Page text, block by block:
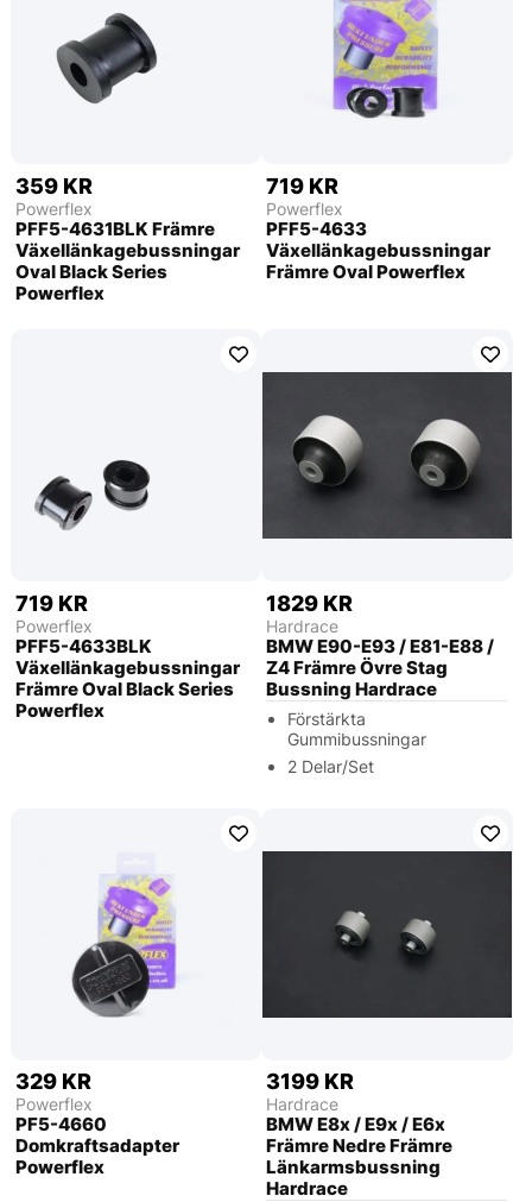
359 KR
Powerflex
PFF5-4631BLK Främre
Växellänkagebussningar
Oval Black Series
Powerflex
719 KR
Powerflex
PFF5-4633
Växellänkagebussningar
Främre Oval Powerflex
719 KR
Powerflex
PFF5-4633BLK
Växellänkagebussningar
Främre Oval Black Series
Powerflex
1829 KR
Hardrace
BMW E90-E93 / E81-E88 /
Z4 Främre Övre Stag
Bussning Hardrace
Förstärkta
Gummibussningar
2 Delar/Set
329 KR
Powerflex
PF5-4660
Domkraftsadapter
Powerflex
3199 KR
Hardrace
BMW E8x / E9x / E6x
Främre Nedre Främre
Länkarmsbussning
Hardrace